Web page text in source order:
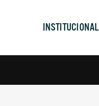
INSTITUCIONAL